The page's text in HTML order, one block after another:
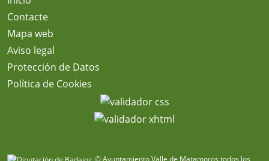
Contacte
Mapa web
Aviso legal
Protección de Datos
Política de Cookies